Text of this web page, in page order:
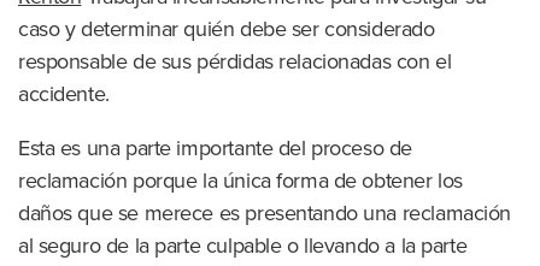
caso y determinar quién debe ser considerado
responsable de sus pérdidas relacionadas con el
accidente.
Esta es una parte importante del proceso de
reclamación porque la única forma de obtener los
daños que se merece es presentando una reclamación
al seguro de la parte culpable o llevando a la parte